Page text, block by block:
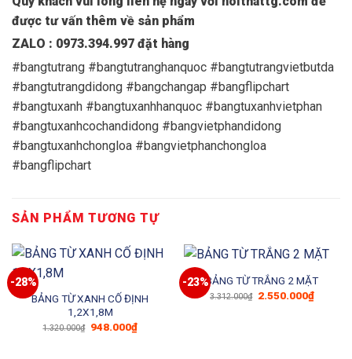
được tư vấn thêm về sản phẩm
ZALO : 0973.394.997 đặt hàng
#bangtutrang #bangtutranghanquoc #bangtutrangvietbutda
#bangtutrangdidong #bangchangap #bangflipchart
#bangtuxanh #bangtuxanhhanquoc #bangtuxanhvietphan
#bangtuxanhcochandidong #bangvietphandidong
#bangtuxanhchongloa #bangvietphanchongloa
#bangflipchart
SẢN PHẨM TƯƠNG TỰ
-28%
BẢNG TỪ XANH CỐ ĐỊNH
1,2X1,8M
1.320.000₫ Giá
948.000₫Giá
hiện
-23%BẢNG TỪ TRẮNG 2 MẶT
3.312.000₫ Giá
2.550.000₫Giá
hiện